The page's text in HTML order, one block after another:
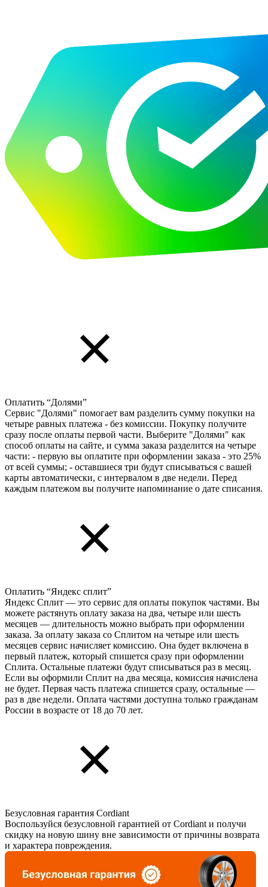
Оплатить “Долями”
Сервис "Долями" помогает вам разделить сумму покупки на
четыре равных платежа - без комиссии. Покупку получите
сразу после оплаты первой части. Выберите "Долями" как
способ оплаты на сайте, и сумма заказа разделится на четыре
части: - первую вы оплатите при оформлении заказа - это 25%
от всей суммы; - оставшиеся три будут списываться с вашей
карты автоматически, с интервалом в две недели. Перед
каждым платежом вы получите напоминание о дате списания.
Оплатить “Яндекс сплит”
Яндекс Cплит — это сервис для оплаты покупок частями. Вы
можете растянуть оплату заказа на два, четыре или шесть
месяцев — длительность можно выбрать при оформлении
заказа. За оплату заказа со Сплитом на четыре или шесть
месяцев сервис начисляет комиссию. Она будет включена в
первый платеж, который спишется сразу при оформлении
Сплита. Остальные платежи будут списываться раз в месяц.
Если вы оформили Сплит на два месяца, комиссия начислена
не будет. Первая часть платежа спишется сразу, остальные —
раз в две недели. Оплата частями доступна только гражданам
России в возрасте от 18 до 70 лет.
Безусловная гарантия Cordiant
Воспользуйся безусловной гарантией от Cordiant и получи
скидку на новую шину вне зависимости от причины возврата
и характера повреждения.